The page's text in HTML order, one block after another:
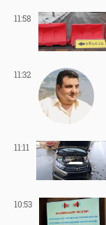
11:58
11:32
11:11
10:53